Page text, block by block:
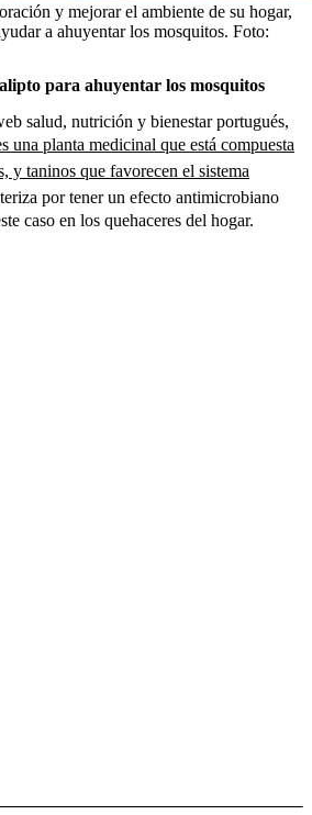
y mejorar el ambiente de su hogar,
a ahuyentar los mosquitos. Foto:
para ahuyentar los mosquitos
salud, nutrición y bienestar portugués,
una planta medicinal que está compuesta
y taninos que favorecen el sistema
por tener un efecto antimicrobiano
caso en los quehaceres del hogar.